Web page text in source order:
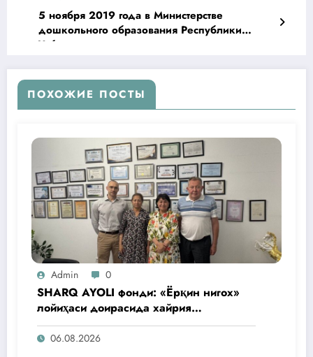
области.
5 ноября 2019 года в Министерстве
дошкольного образования Республики
Узбекистан прошла презентация
ПОХОЖИЕ ПОСТЫ
Admin 0
SHARQ AYOLI фонди: «Ёрқин нигох»
лойиҳаси доирасида хайрия
операциялари ўтказилади
06.08.2026